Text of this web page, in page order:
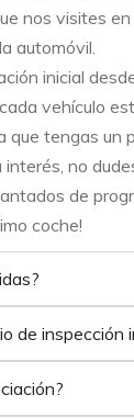
nos visites
automóvil.
inicial
vehículo
que tengas un
interés, no
de
coche!
de